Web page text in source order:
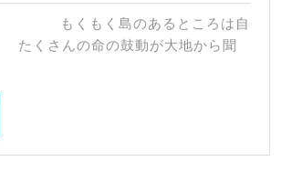
か
ら
もくもく島のあるところは自
たくさんの命の鼓動が大地から聞